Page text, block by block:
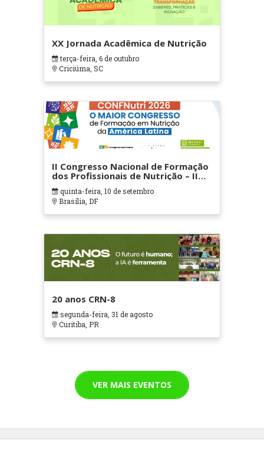
XX Jornada Acadêmica de Nutrição
terça-feira, 6 de outubro
Criciúma, SC
II Congresso Nacional de Formação
dos Profissionais de Nutrição – II
CONFNutri,
quinta-feira, 10 de setembro
Brasília, DF
20 anos CRN-8
segunda-feira, 31 de agosto
Curitiba, PR
VER MAIS EVENTOS